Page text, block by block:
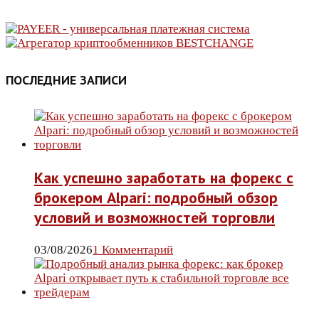
ПОСЛЕДНИЕ ЗАПИСИ
Как успешно заработать на форекс с
брокером Alpari: подробный обзор
условий и возможностей торговли
03/08/20261 Комментарий